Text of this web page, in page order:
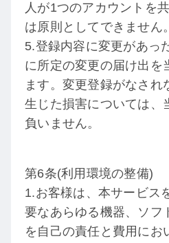
人が1つのアカウントを
は原則としてできません。
5.登録内容に変更があっ
に所定の変更の届け出を
ます。変更登録がなされ
生じた損害については、
負いません。
第6条(利用環境の整備)
1.お客様は、本サービス
要なあらゆる機器、ソフ
を自己の責任と費用にお